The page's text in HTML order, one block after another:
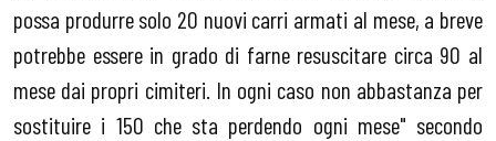
possa produrre solo 20 nuovi carri armati al mese, a breve
potrebbe essere in grado di farne resuscitare circa 90 al
mese dai propri cimiteri. In ogni caso non abbastanza per
sostituire i 150 che sta perdendo ogni mese" secondo